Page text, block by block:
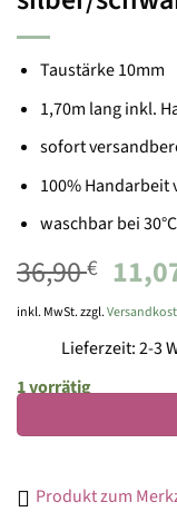
Taustärke 10mm
1,70m lang inkl.
sofort
100% Handarbeit
waschbar bei
36,90€
Preis
war:
inkl. MwSt. zzgl.
Lieferzeit: 2-3
1 vorrätig
Produkt zum